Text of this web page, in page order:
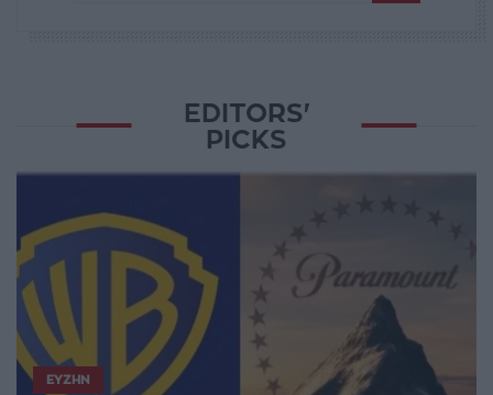
EDITORS'
PICKS
ΕΥΖΗΝ